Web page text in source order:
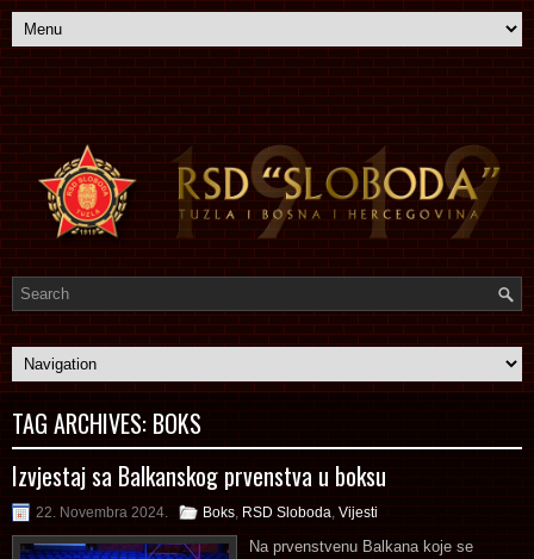
TAG ARCHIVES: BOKS
Izvjestaj sa Balkanskog prvenstva u boksu
22. Novembra 2024. Boks RSD Sloboda Vijesti
Na prvenstvenu Balkana koje se